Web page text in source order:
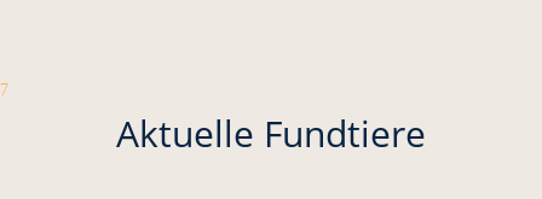
7
Aktuelle Fundtiere